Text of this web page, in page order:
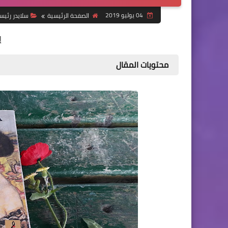
04 يوليو 2019 الصفحة الرئيسية سلايدر
محتويات المقال